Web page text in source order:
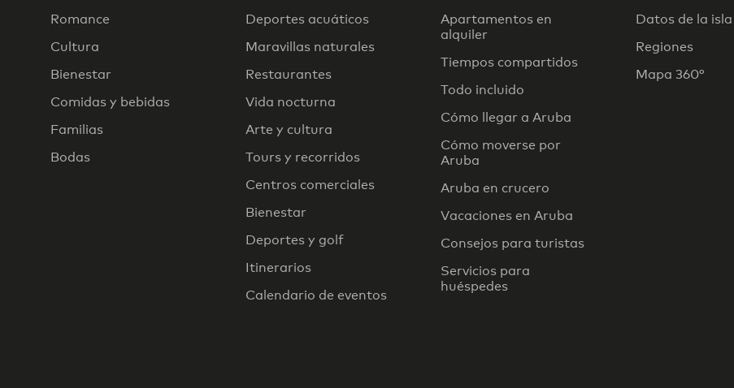
Romance
Cultura
Bienestar
Comidas y bebidas
Familias
Bodas
Deportes acuáticos
Maravillas naturales
Restaurantes
Vida nocturna
Arte y cultura
Tours y recorridos
Centros comerciales
Bienestar
Deportes y golf
Itinerarios
Calendario de eventos
Apartamentos en
alquiler
Tiempos compartidos
Todo incluido
Cómo llegar a Aruba
Cómo moverse por
Aruba
Aruba en crucero
Vacaciones en Aruba
Consejos para turistas
Servicios para
huéspedes
Datos de la isla
Regiones
Mapa 360°